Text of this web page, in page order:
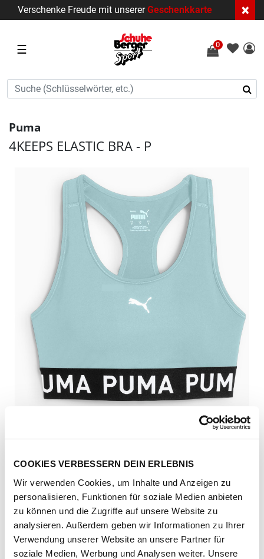
COOKIES VERBESSERN DEIN ERLEBNIS
Wir verwenden Cookies, um Inhalte und Anzeigen zu
personalisieren, Funktionen für soziale Medien anbieten
zu können und die Zugriffe auf unsere Website zu
analysieren. Außerdem geben wir Informationen zu Ihrer
Verwendung unserer Website an unsere Partner für
soziale Medien, Werbung und Analysen weiter. Unsere
Verschenke Freude mit unsererGeschenkkarte ×
☰ 0
Puma
4KEEPS ELASTIC BRA - P
Artikel-Nr.526962-16-fresh-water
Farbe fresh water